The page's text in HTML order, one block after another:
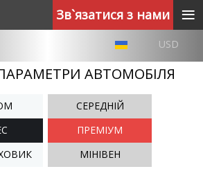
USD
АВТОМОБІЛЯ
СЕРЕДНІЙ
ПРЕМІУМ
МІНІВЕН
Зв`язатися з нами ≡